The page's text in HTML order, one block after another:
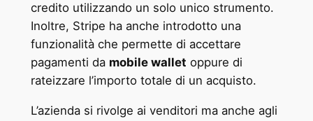
credito utilizzando un solo unico strumento.
Inoltre, Stripe ha anche introdotto una
funzionalità che permette di accettare
pagamenti da mobile wallet oppure di
rateizzare l’importo totale di un acquisto.
L’azienda si rivolge ai venditori ma anche agli